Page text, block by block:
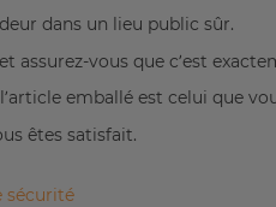
dans un lieu public sûr.
assurez-vous que c’est
emballé est celui que
êtes satisfait.
sécurité